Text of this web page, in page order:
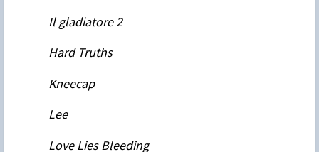
Il gladiatore 2
Hard Truths
Kneecap
Lee
Love Lies Bleeding